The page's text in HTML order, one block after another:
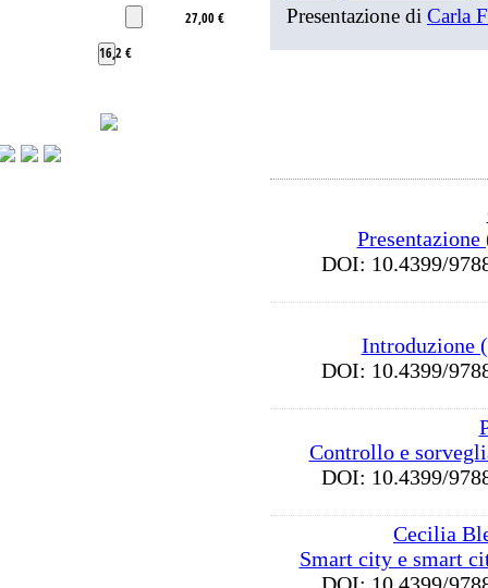
27,00 €
16,2 €
Presentazione di Carla
DOI: 10.4399/
Introduzione
DOI: 10.4399/
Controllo e
DOI: 10.4399/
Cecilia
Smart city e smart